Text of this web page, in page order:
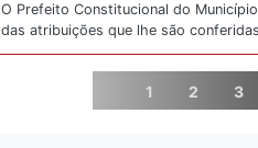
O Prefeito Constitucional do
das atribuições que lhe são
1 2 3